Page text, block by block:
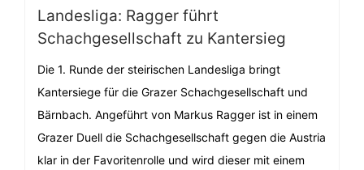
Landesliga: Ragger führt
Schachgesellschaft zu Kantersieg
Die 1. Runde der steirischen Landesliga bringt
Kantersiege für die Grazer Schachgesellschaft und
Bärnbach. Angeführt von Markus Ragger ist in einem
Grazer Duell die Schachgesellschaft gegen die Austria
klar in der Favoritenrolle und wird dieser mit einem